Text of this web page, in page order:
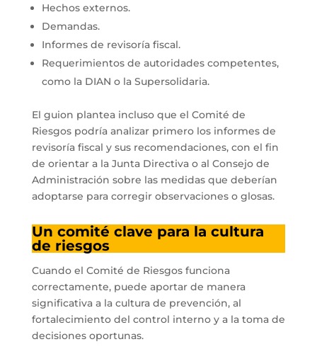
Hechos externos.
Demandas.
Informes de revisoría fiscal.
Requerimientos de autoridades competentes,
como la DIAN o la Supersolidaria.
El guion plantea incluso que el Comité de
Riesgos podría analizar primero los informes de
revisoría fiscal y sus recomendaciones, con el fin
de orientar a la Junta Directiva o al Consejo de
Administración sobre las medidas que deberían
adoptarse para corregir observaciones o glosas.
Un comité clave para la cultura
de riesgos
Cuando el Comité de Riesgos funciona
correctamente, puede aportar de manera
significativa a la cultura de prevención, al
fortalecimiento del control interno y a la toma de
decisiones oportunas.